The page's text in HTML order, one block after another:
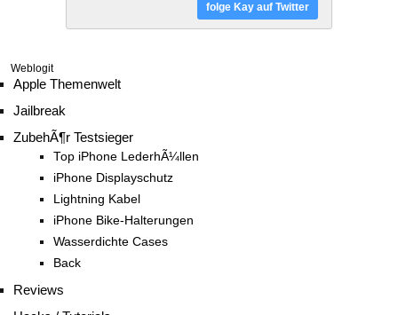
folge Kay auf Twitter
Weblogit
Apple Themenwelt
Jailbreak
ZubehÃ¶r Testsieger
Top iPhone LederhÃ¼llen
iPhone Displayschutz
Lightning Kabel
iPhone Bike-Halterungen
Wasserdichte Cases
Back
Reviews